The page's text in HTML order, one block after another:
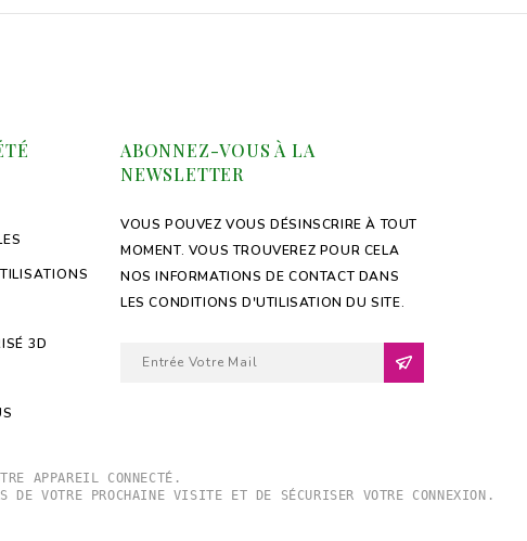
3D
ABONNEZ-VOUS À LA
NEWSLETTER
VOUS POUVEZ VOUS DÉSINSCRIRE À TOUT
MOMENT. VOUS TROUVEREZ POUR CELA
NOS INFORMATIONS DE CONTACT DANS
LES CONDITIONS D'UTILISATION DU SITE.
APPAREIL CONNECTÉ.
DE VOTRE PROCHAINE VISITE ET DE SÉCURISER VOTRE CONNEXION.